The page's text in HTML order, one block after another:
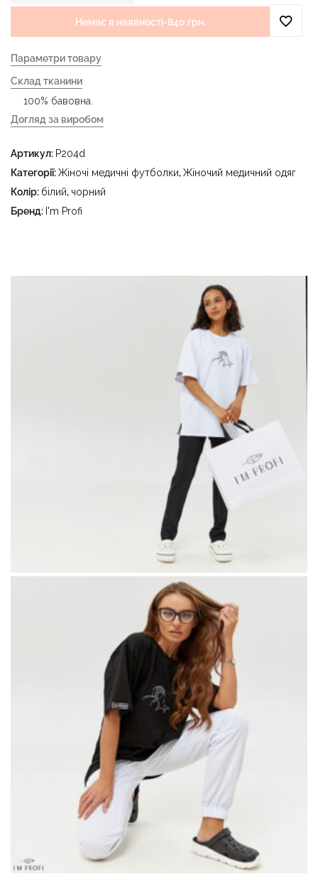
Немає в наявності-840 грн.
Параметри товару
Склад тканини
100% бавовна.
Догляд за виробом
прасувати за температури праски до 150 °C - не
відбілювати - суха чистка з використанням
тетрахлоретилену (перхлоретилену) та вуглеводів
температури до 40 °C
Артикул: P204d
Категорії:Жіночі медичні футболки,Жіночий медичний одяг
Колір: білий, чорний
Бренд: I'm Profi